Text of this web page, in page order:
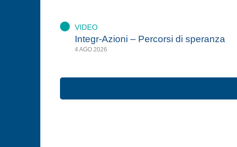
VIDEO
Integr-Azioni – Percorsi di speranza
4 AGO 2026